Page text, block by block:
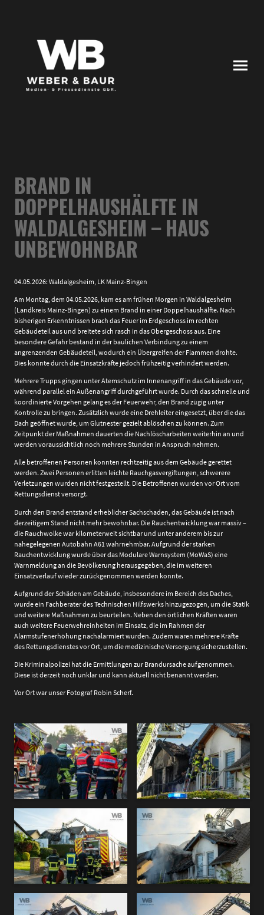
BRAND IN
DOPPELHAUSHÄLFTE IN
WALDALGESHEIM – HAUS
UNBEWOHNBAR
04.05.2026: Waldalgesheim, LK Mainz-Bingen
Am Montag, dem 04.05.2026, kam es am frühen Morgen in Waldalgesheim
(Landkreis Mainz-Bingen) zu einem Brand in einer Doppelhaushälfte. Nach
bisherigen Erkenntnissen brach das Feuer im Erdgeschoss im rechten
Gebäudeteil aus und breitete sich rasch in das Obergeschoss aus. Eine
besondere Gefahr bestand in der baulichen Verbindung zu einem
angrenzenden Gebäudeteil, wodurch ein Übergreifen der Flammen drohte.
Dies konnte durch die Einsatzkräfte jedoch frühzeitig verhindert werden.
Mehrere Trupps gingen unter Atemschutz im Innenangriff in das Gebäude vor,
während parallel ein Außenangriff durchgeführt wurde. Durch das schnelle und
koordinierte Vorgehen gelang es der Feuerwehr, den Brand zügig unter
Kontrolle zu bringen. Zusätzlich wurde eine Drehleiter eingesetzt, über die das
Dach geöffnet wurde, um Glutnester gezielt ablöschen zu können. Zum
Zeitpunkt der Maßnahmen dauerten die Nachlöscharbeiten weiterhin an und
werden voraussichtlich noch mehrere Stunden in Anspruch nehmen.
Alle betroffenen Personen konnten rechtzeitig aus dem Gebäude gerettet
werden. Zwei Personen erlitten leichte Rauchgasvergiftungen, schwerere
Verletzungen wurden nicht festgestellt. Die Betroffenen wurden vor Ort vom
Rettungsdienst versorgt.
Durch den Brand entstand erheblicher Sachschaden, das Gebäude ist nach
derzeitigem Stand nicht mehr bewohnbar. Die Rauchentwicklung war massiv –
die Rauchwolke war kilometerweit sichtbar und unter anderem bis zur
nahegelegenen Autobahn A61 wahrnehmbar. Aufgrund der starken
Rauchentwicklung wurde über das Modulare Warnsystem (MoWaS) eine
Warnmeldung an die Bevölkerung herausgegeben, die im weiteren
Einsatzverlauf wieder zurückgenommen werden konnte.
Aufgrund der Schäden am Gebäude, insbesondere im Bereich des Daches,
wurde ein Fachberater des Technischen Hilfswerks hinzugezogen, um die Statik
und weitere Maßnahmen zu beurteilen. Neben den örtlichen Kräften waren
auch weitere Feuerwehreinheiten im Einsatz, die im Rahmen der
Alarmstufenerhöhung nachalarmiert wurden. Zudem waren mehrere Kräfte
des Rettungsdienstes vor Ort, um die medizinische Versorgung sicherzustellen.
Die Kriminalpolizei hat die Ermittlungen zur Brandursache aufgenommen.
Diese ist derzeit noch unklar und kann aktuell nicht benannt werden.
Vor Ort war unser Fotograf Robin Scherf.